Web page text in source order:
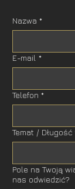
Nazwa *
E-mail *
Telefon *
Temat /
Pole na Twoją
nas odwiedzić?